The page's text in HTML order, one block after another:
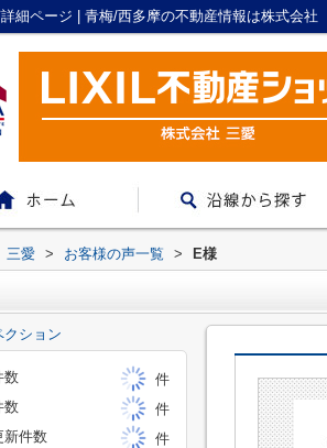
細ページ | 青梅/西多摩の不動産情報は株式会
三愛 > お客様の声一覧 > E様
数
件
数
件
新件数
件